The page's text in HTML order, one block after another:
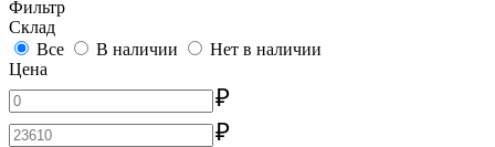
Фильтр
Склад
Все
В наличии
Нет в наличии
Цена
₽
₽